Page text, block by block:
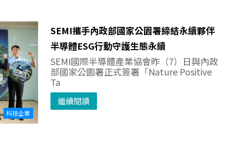
科技企業
SEMI攜手內政部國家公園署締結永續夥伴
半導體ESG行動守護生態永續
SEMI國際半導體產業協會昨（7）日與內政
部國家公園署正式簽署「Nature Positive
Ta
繼續閱讀